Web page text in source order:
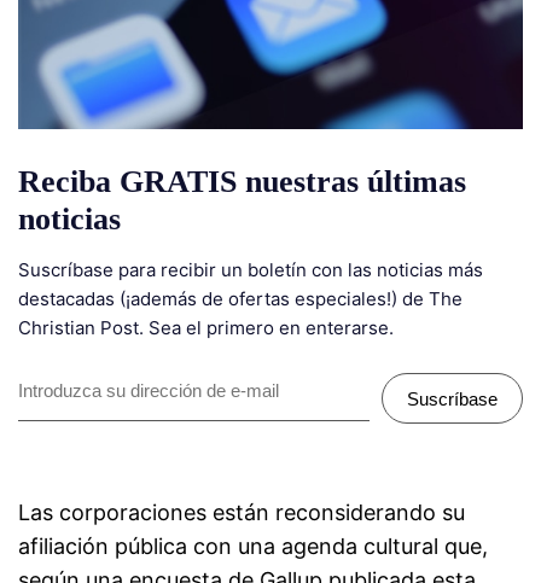
Reciba GRATIS nuestras últimas
noticias
Suscríbase para recibir un boletín con las noticias más
destacadas (¡además de ofertas especiales!) de The
Christian Post. Sea el primero en enterarse.
Suscríbase
Las corporaciones están reconsiderando su
afiliación pública con una agenda cultural que,